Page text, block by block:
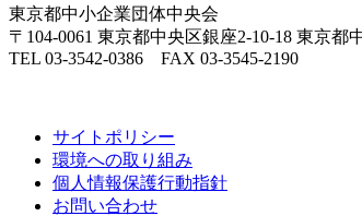
東京都中小企業団体中央会
〒104-0061 東京都中央区銀座2-10-18 東京都
TEL 03-3542-0386 FAX 03-3545-2190
サイトポリシー
環境への取り組み
個人情報保護行動指針
お問い合わせ